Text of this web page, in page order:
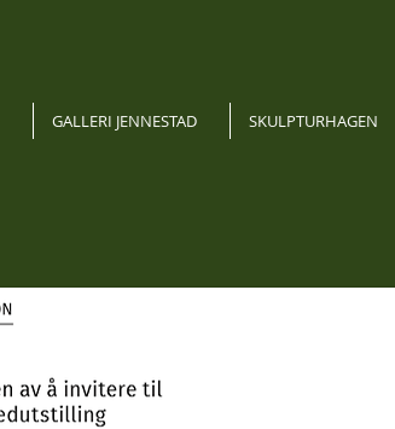
GALLERI JENNESTAD SKULPTURHAGEN